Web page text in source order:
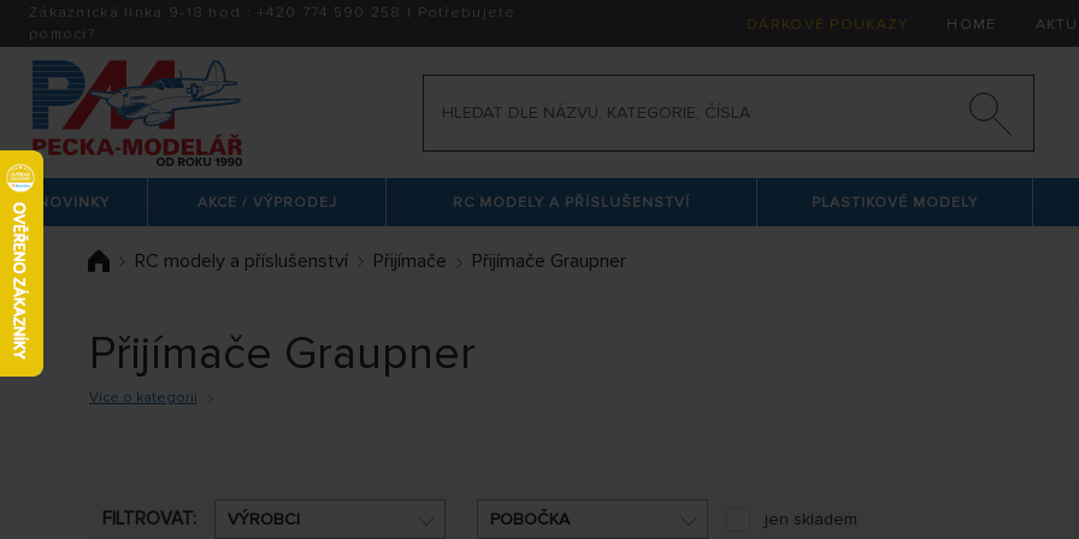
Zákaznická linka 9-18 hod.: +420 774 590 258 | Potřebujete
pomoci?
DÁRKOVÉ POUKAZY HOME
NOVINKY AKCE / VÝPRODEJ RC MODELY A PŘÍSLUŠENSTVÍ PLASTIKOVÉ MODELY
RC modely a příslušenství Přijímače Přijímače Graupner
Přijímače Graupner
Více o kategorii
přijímač s HOOT technologií.
FILTROVAT: VÝROBCI POBOČKA jen skladem